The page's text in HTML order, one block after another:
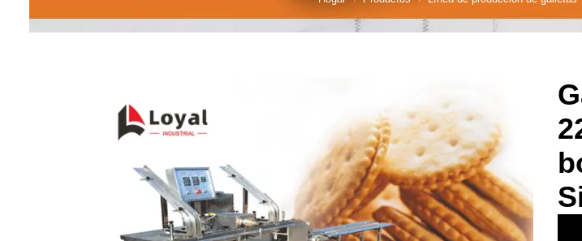
migas de pan
Línea de producción de
Línea de producción de
arroz
Línea de producción de
bocadillos
Línea de producción de